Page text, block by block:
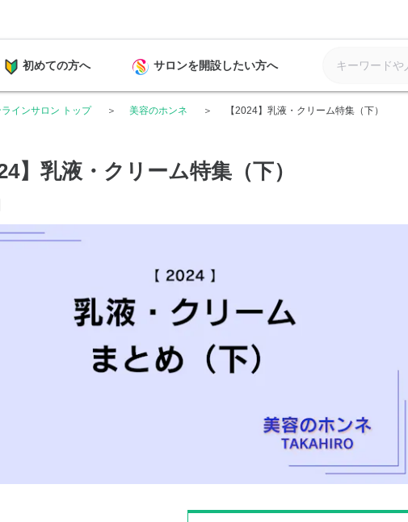
初めての方へ サロンを開設したい方へ
インサロン トップ 美容のホンネ 【2024】乳液・クリーム特集（下）
】乳液・クリーム特集（下）